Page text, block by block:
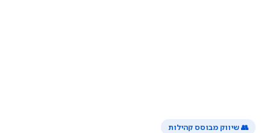
👥 שיווק מבוסס קהילות